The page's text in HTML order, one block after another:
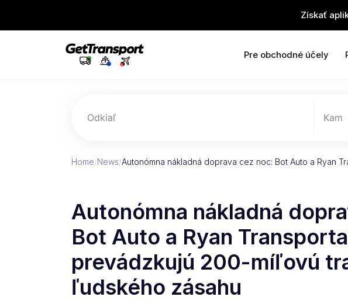
Získať
Pre obchodné účely
Odkiaľ Kam
Home/News/Autonómna nákladná doprava cez noc: Bot Auto a Ryan
Autonómna nákladná
Bot Auto a Ryan
prevádzkujú 200-míľovú
ľudského zásahu